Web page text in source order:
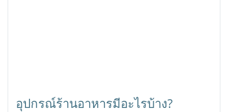
อุปกรณ์ร้านอาหารมีอะไรบ้าง?